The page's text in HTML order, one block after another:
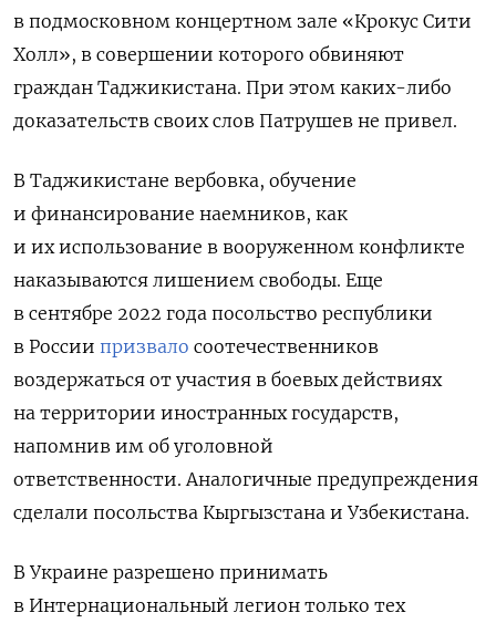
в подмосковном концертном зале «Крокус Сити
Холл», в совершении которого обвиняют
граждан Таджикистана. При этом каких-либо
доказательств своих слов Патрушев не привел.
В Таджикистане вербовка, обучение
и финансирование наемников, как
и их использование в вооруженном конфликте
наказываются лишением свободы. Еще
в сентябре 2022 года посольство республики
в России призвало соотечественников
воздержаться от участия в боевых действиях
на территории иностранных государств,
напомнив им об уголовной
ответственности. Аналогичные предупреждения
сделали посольства Кыргызстана и Узбекистана.
В Украине разрешено принимать
в Интернациональный легион только тех